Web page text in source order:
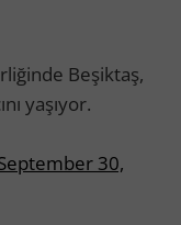
Beşiktaş,
yaşıyor.
30,